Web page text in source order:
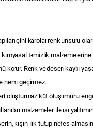
çini karolar renk unsuru
temizlik malzemelerine
korur. Renk ve desen kaybı
nemi geçirmez.
oluşturmaz küf oluşumunu
malzemeler ile ısı
kışın ılık tutup nefes